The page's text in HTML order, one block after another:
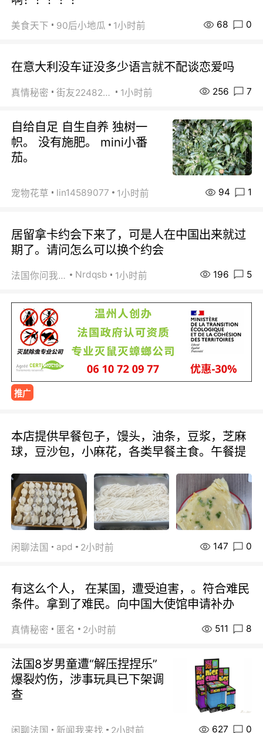
美食天下 90后小地瓜 1小时前 68 0
在意大利没车证没多少语言就不配谈恋爱吗
真情秘密 街友22482465 1小时前 256 7
自给自足 自生自养 独树一
帜。 没有施肥。 mini小番
茄。
宠物花草 lin14589077 1小时前 94 1
居留拿卡约会下来了，可是人在中国出来就过
期了。请问怎么可以换个约会
法国你问我答 Nrdqsb 1小时前 196 5
推广
本店提供早餐包子，馒头，油条，豆浆，芝麻
球，豆沙包，小麻花，各类早餐主食。午餐提
闲聊法国 apd 2小时前 147 0
有这么个人， 在某国，遭受迫害，。符合难民
条件。拿到了难民。向中国大使馆申请补办
真情秘密 匿名 2小时前 511 8
法国8岁男童遭“解压捏捏乐”
爆裂灼伤，涉事玩具已下架调
查
闲聊法国 新闻我来找 2小时前 627 0